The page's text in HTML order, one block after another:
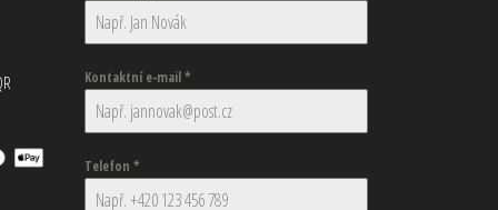
Kontaktní e-mail*
Telefon *